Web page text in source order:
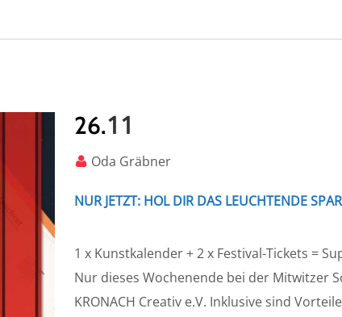
26.11
Oda Gräbner
NUR JETZT: HOL DIR DAS LEUCHTENDE
1 x Kunstkalender + 2 x Festival-Tickets =
Nur dieses Wochenende bei der Mitwitzer
KRONACH Creativ e.V. Inklusive sind